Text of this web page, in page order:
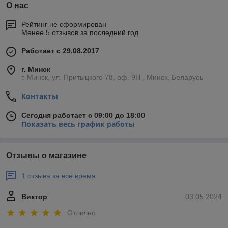
О нас
Рейтинг не сформирован
Менее 5 отзывов за последний год
Работает с 29.08.2017
г. Минск
г. Минск, ул. Притыцкого 78, оф. 9Н , Минск, Беларусь
Контакты
Сегодня работает с 09:00 до 18:00
Показать весь график работы
Отзывы о магазине
1 отзыва за всё время
03.05.2024
Виктор
Отлично